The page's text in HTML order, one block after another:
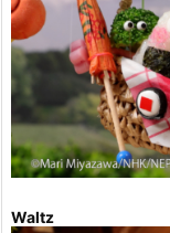
Waltz